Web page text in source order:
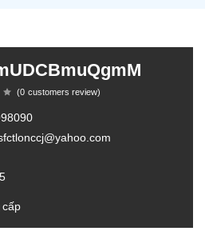
(0 customers review)
cấp